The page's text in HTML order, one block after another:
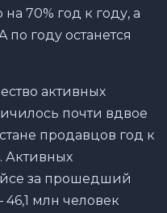
70% год к году, а
по году останется
активных
почти вдвое
продавцов год к
Активных
за прошедший
46,1 млн человек